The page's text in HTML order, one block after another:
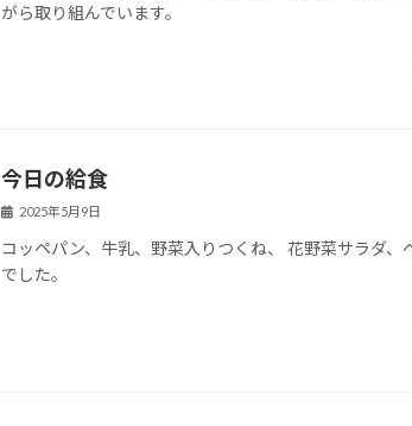
がら取り組んでいます。
今日の給食
2025年5月9日
コッペパン、牛乳、野菜入りつくね、 花野菜サラダ、
でした。